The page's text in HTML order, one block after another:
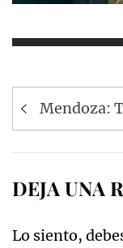
de
Mendoza:
DEJA UNA
Lo siento,